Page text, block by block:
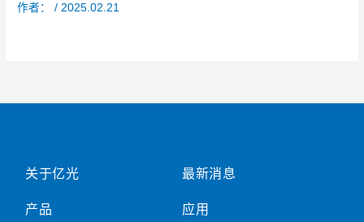
作者： / 2025.02.21
关于亿光
产品
最新消息
应用